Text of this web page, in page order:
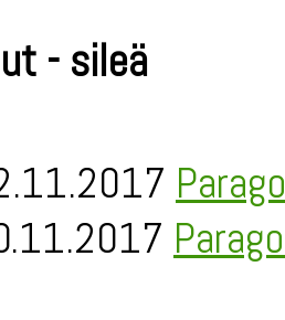
- sileä